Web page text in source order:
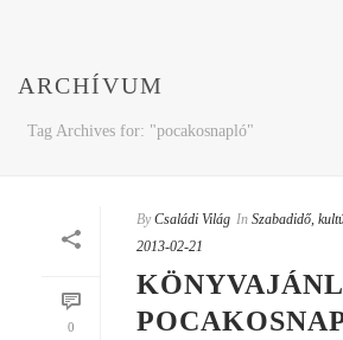
ARCHÍVUM
Tag Archives for: "pocakosnapló"
0
By Családi Világ In Szabadidő,
2013-02-21